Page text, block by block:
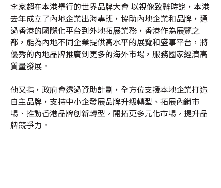
李家超在本港舉行的世界品牌大會 以視像致辭時說，本港
去年成立了內地企業出海專班，協助內地企業和品牌，通
過香港的國際化平台到外地拓展業務，香港作為展覽之
都，能為內地不同企業提供高水平的展覽和盛事平台，將
優秀的內地品牌推廣到更多的海外市場，服務國家經濟高
質量發展。
他又指，政府會透過資助計劃，全方位支援本地企業打造
自主品牌，支持中小企發展品牌升級轉型、拓展內銷市
場、推動香港品牌創新轉型，開拓更多元化市場，提升品
牌競爭力。